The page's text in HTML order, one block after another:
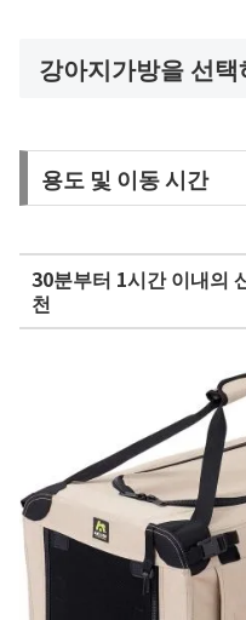
강아지가방을 선택
용도 및 이동 시간
30분부터 1시간 이내의
천